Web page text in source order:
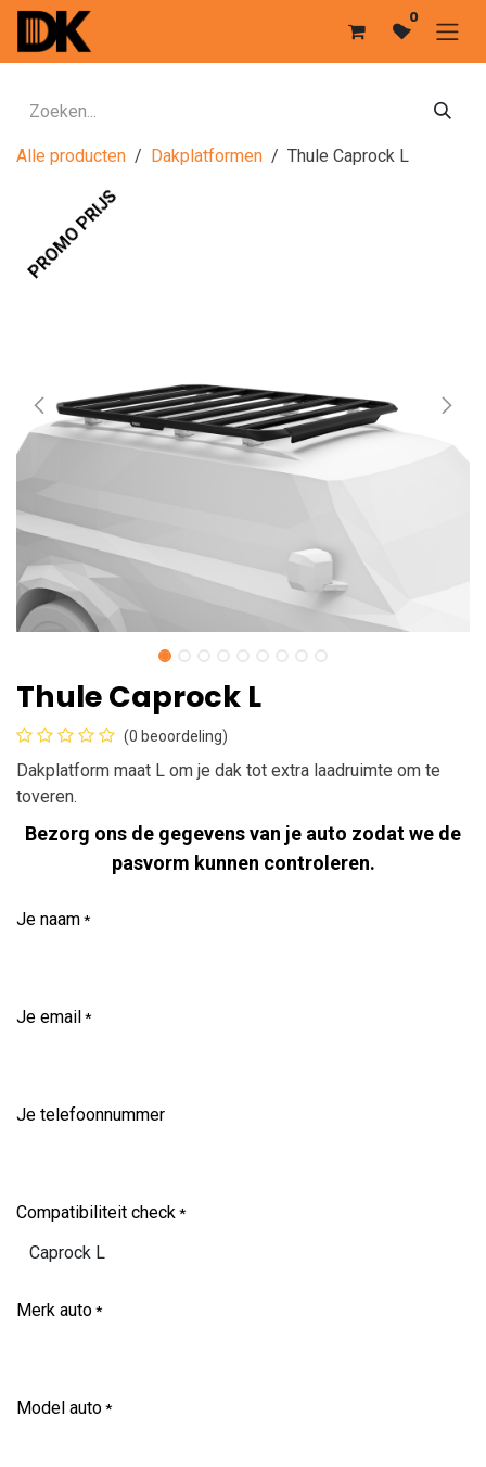
Overslaan naar inhoud 0
Alle producten Dakplatformen Thule Caprock L
PROMO PRIJS
Thule Caprock L
(0 beoordeling)
Dakplatform maat L om je dak tot extra laadruimte om te
toveren.
Bezorg ons de gegevens van je auto zodat we de
pasvorm kunnen controleren.
Je naam*
Je email*
Je telefoonnummer
Compatibiliteit check*
Merk auto*
Model auto*